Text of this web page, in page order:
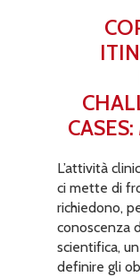
L’attività
ci mette di
richiedono,
conoscenza
scientifica,
definire gli